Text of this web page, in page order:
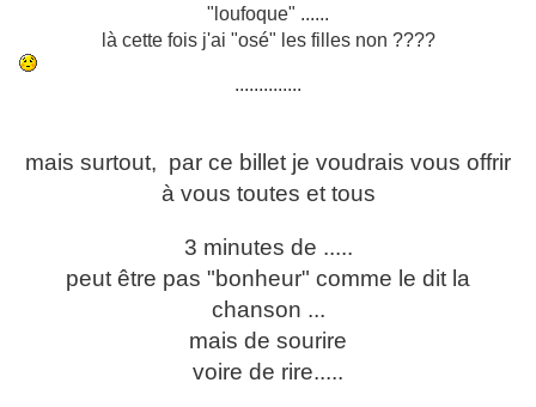
"loufoque" ......
là cette fois j'ai "osé" les filles non ????
..............
mais surtout, par ce billet je voudrais vous offrir
à vous toutes et tous
3 minutes de .....
peut être pas "bonheur" comme le dit la
chanson ...
mais de sourire
voire de rire.....